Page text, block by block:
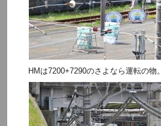
HMは7200+7290のさよなら運転の物。